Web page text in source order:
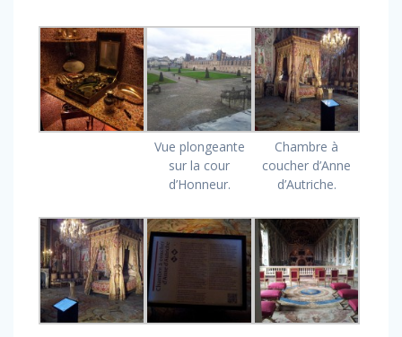
Vue plongeante
sur la cour
d’Honneur.
Chambre à
coucher d’Anne
d’Autriche.